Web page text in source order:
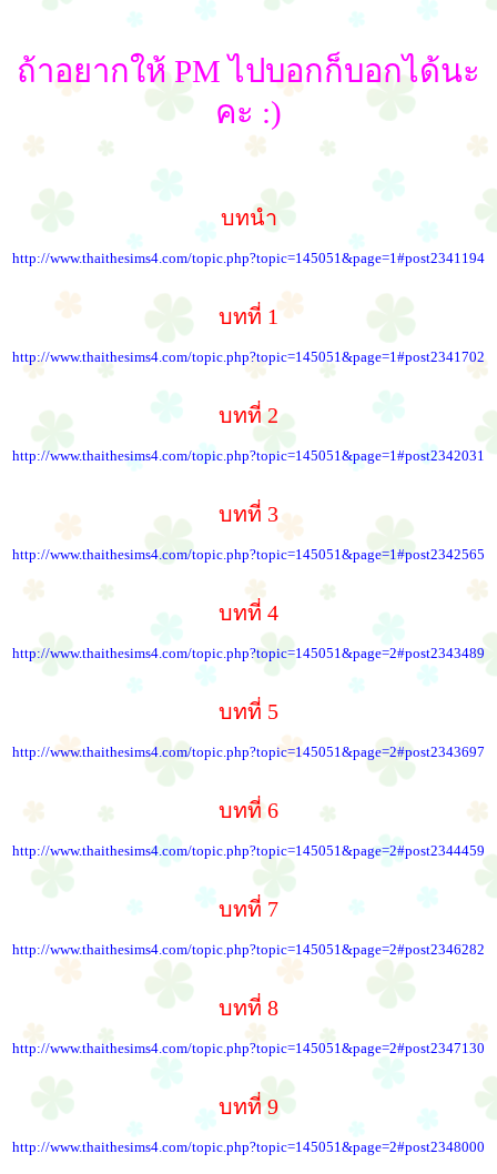
ถ้าอยากให้ PM ไปบอกก็บอกได้นะ
คะ :)
บทนำ
http://www.thaithesims4.com/topic.php?topic=145051&page=1#post2341194
บทที่ 1
http://www.thaithesims4.com/topic.php?topic=145051&page=1#post2341702
บทที่ 2
http://www.thaithesims4.com/topic.php?topic=145051&page=1#post2342031
บทที่ 3
http://www.thaithesims4.com/topic.php?topic=145051&page=1#post2342565
บทที่ 4
http://www.thaithesims4.com/topic.php?topic=145051&page=2#post2343489
บทที่ 5
http://www.thaithesims4.com/topic.php?topic=145051&page=2#post2343697
บทที่ 6
http://www.thaithesims4.com/topic.php?topic=145051&page=2#post2344459
บทที่ 7
http://www.thaithesims4.com/topic.php?topic=145051&page=2#post2346282
บทที่ 8
http://www.thaithesims4.com/topic.php?topic=145051&page=2#post2347130
บทที่ 9
http://www.thaithesims4.com/topic.php?topic=145051&page=2#post2348000